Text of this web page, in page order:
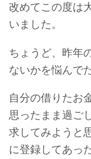
改めてこの度は
いました。
ちょうど、昨年
ないかを悩んで
自分の借りたお
思ったまま過ご
求してみようと
に登録してあっ